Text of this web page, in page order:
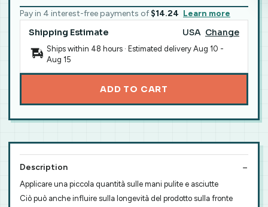
Pay in 4 interest-free payments of $14.24 Learn more
Shipping Estimate USA Change
Ships within 48 hours · Estimated delivery Aug 10 -
Aug 15
ADD TO CART
Description
Applicare una piccola quantità sulle mani pulite e asciutte
Ciò può anche influire sulla longevità del prodotto sulla fronte